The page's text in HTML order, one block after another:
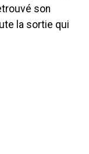
son
la sortie qui